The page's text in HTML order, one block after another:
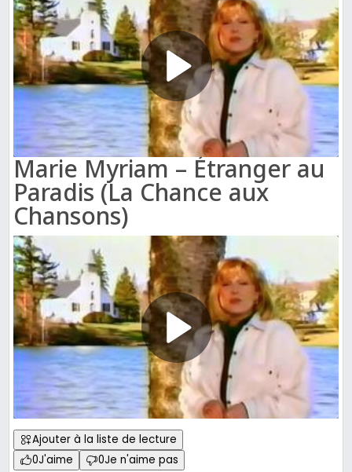
Marie Myriam – Étranger au
Paradis (La Chance aux
Chansons)
Ajouter à la liste de lecture
0J'aime 0Je n'aime pas